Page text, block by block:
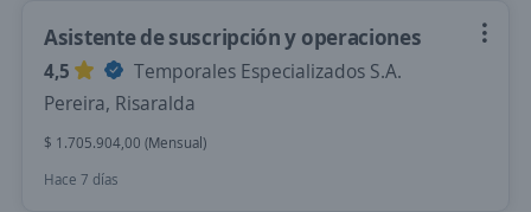
Asistente de suscripción y operaciones
4,5
Temporales Especializados S.A.
Pereira, Risaralda
$ 1.705.904,00 (Mensual)
Hace 7 días